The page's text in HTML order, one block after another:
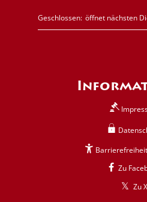
Klicken, um weitere Öffnungs-
Geschlossen: öffnet nächsten
Zu
Zu X